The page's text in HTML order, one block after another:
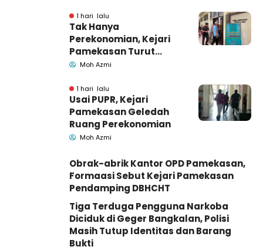
1 hari lalu
Tak Hanya
Perekonomian, Kejari
Pamekasan Turut
Geledah Ruang
Jasa
Moh Azmi
1 hari lalu
Usai PUPR, Kejari
Pamekasan Geledah
Ruang Perekonomian
Moh Azmi
Obrak-abrik Kantor OPD Pamekasan,
Formaasi Sebut Kejari Pamekasan
Pendamping DBHCHT
Tiga Terduga Pengguna Narkoba
Diciduk di Geger Bangkalan, Polisi
Masih Tutup Identitas dan Barang
Bukti